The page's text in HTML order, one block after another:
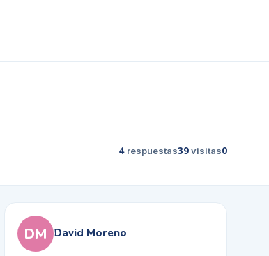
4 respuestas39visitas0
DM David Moreno